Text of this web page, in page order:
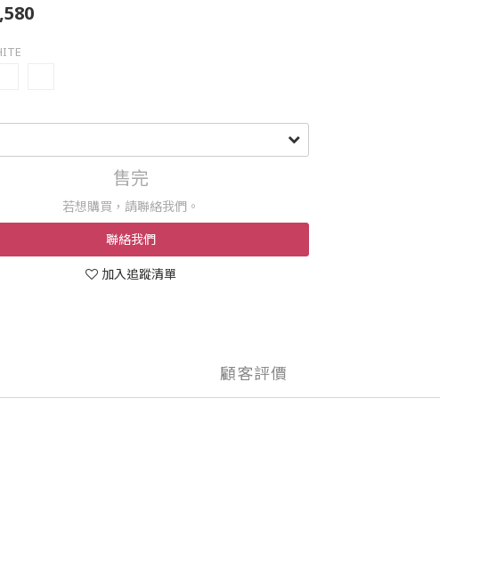
售完
若想購買，請聯絡我們。
聯絡我們
加入追蹤清單
顧客評價